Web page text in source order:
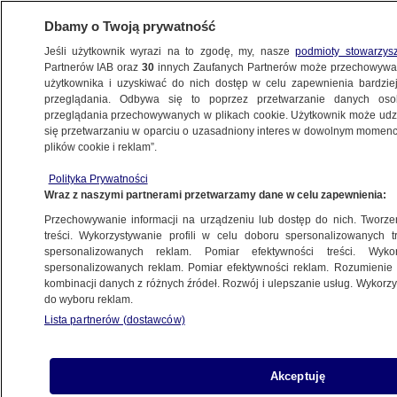
BIZNES
TECH
i wolontariuszy. Gigant udostępnia nowe
funkcje w Polsce
22.02.2015, 09:31
Udostępnij
Dbamy o Twoją prywatność
Jeśli użytkownik wyrazi na to zgodę, my, naszepodmioty
Partnerów IAB oraz30 innych Zaufanych Partnerów może
użytkownika i uzyskiwać do nich dostęp w celu zapewnienia
przeglądania. Odbywa się to poprzez przetwarzanie danych
przeglądania przechowywanych w plikach cookie. Użytkownik może
się przetwarzaniu w oparciu o uzasadniony interes w dowolnym
plików cookie i reklam”.
Polityka Prywatności
Wraz z naszymi partnerami przetwarzamy dane w celu zapewnienia:
Przechowywanie informacji na urządzeniu lub dostęp do nich.
treści. Wykorzystywanie profili w celu doboru spersonalizowanych
spersonalizowanych reklam. Pomiar efektywności treści.
spersonalizowanych reklam. Pomiar efektywności reklam.
kombinacji danych z różnych źródeł. Rozwój i ulepszanie usług.
do wyboru reklam.
Lista partnerów (dostawców)
Akceptuję